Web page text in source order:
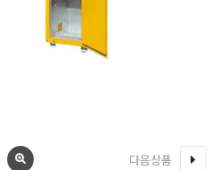
다음상품